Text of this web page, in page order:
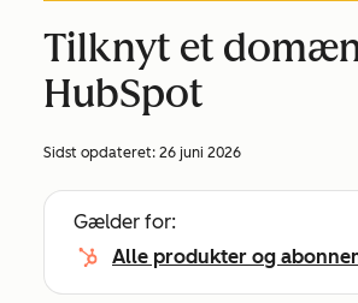
Tilknyt et
HubSpot
Sidst opdateret: 26 juni 2026
Gælder for:
Alle produkter og